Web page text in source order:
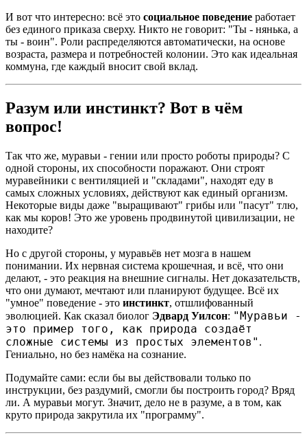
И вот что интересно: всё это социальное поведение работает
без единого приказа сверху. Никто не говорит: "Ты - нянька, а
ты - воин". Роли распределяются автоматически, на основе
возраста, размера и потребностей колонии. Это как идеальная
коммуна, где каждый вносит свой вклад.
Разум или инстинкт? Вот в чём
вопрос!
Так что же, муравьи - гении или просто роботы природы? С
одной стороны, их способности поражают. Они строят
муравейники с вентиляцией и "складами", находят еду в
самых сложных условиях, действуют как единый организм.
Некоторые виды даже "выращивают" грибы или "пасут" тлю,
как мы коров! Это же уровень продвинутой цивилизации, не
находите?
Но с другой стороны, у муравьёв нет мозга в нашем
понимании. Их нервная система крошечная, и всё, что они
делают, - это реакция на внешние сигналы. Нет доказательств,
что они думают, мечтают или планируют будущее. Всё их
"умное" поведение - это инстинкт, отшлифованный
эволюцией. Как сказал биолог Эдвард Уилсон: "Муравьи -
это пример того, как природа создаёт
сложные системы из простых элементов" .
Гениально, но без намёка на сознание.
Подумайте сами: если бы вы действовали только по
инструкции, без раздумий, смогли бы построить город? Вряд
ли. А муравьи могут. Значит, дело не в разуме, а в том, как
круто природа закрутила их "программу".